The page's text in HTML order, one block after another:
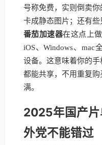
号称免费，实则倒卖
卡成静态图片；还有些
番茄加速器在这点上
iOS、Windows、mac
设备。这意味着你的
都能共享，不用重复
满。
2025年国产
外党不能错过